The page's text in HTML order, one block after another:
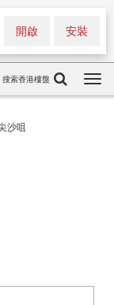
安裝
開啟
搜索香港樓盤
沙咀